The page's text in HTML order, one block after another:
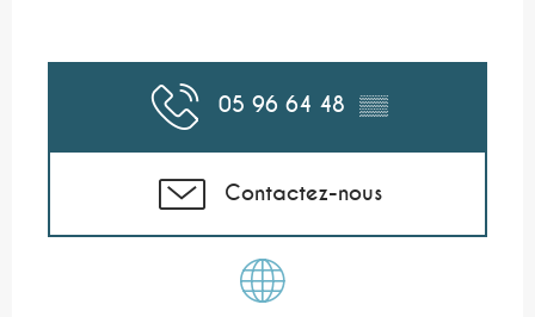
05 96 64 48 ▒▒
Contactez-nous